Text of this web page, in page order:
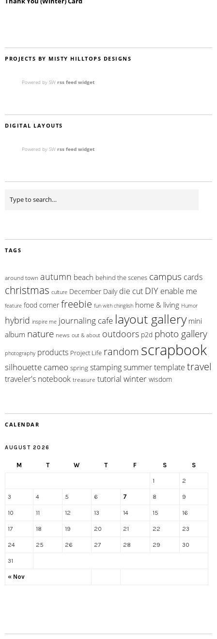
PROJECTS BY MISTY HILLTOPS DESIGNS
Powered by SW rss feed widget
DIGITAL LAYOUTS
Powered by SW rss feed widget
TAGS
around town autumn beach behind the scenes campus cards
christmas culture December Daily die cut DIY enable me
feature food corner freebie fun with chinglish home & living Humor
hybrid inspire me journaling cafe layout gallery mini
album nature news out & about outdoors p2d photo gallery
photography products Project Life random scrapbook
silhouette cameo spring stampingsummertemplate travel
traveler's notebook treasure tutorial winter wisdom
CALENDAR
AUGUST 2026
M T W T F S S
« Nov
1 2
3 4 5 6 7 8 9
10 11 12 13 14 15 16
17 18 19 20 21 22 23
24 25 26 27 28 29 30
31